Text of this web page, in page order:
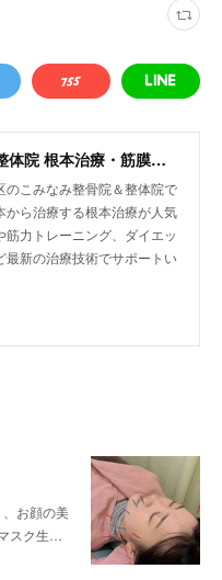
こみなみ整骨院&整体院 根本治療・筋膜リリースなどの最新治療もお任せください 名古屋市千種区仲田
のこみなみ整骨院＆整体院で
から治療する根本治療が人気
力トレーニング、ダイエッ
最新の治療技術でサポートい
お顔の美
スク生…